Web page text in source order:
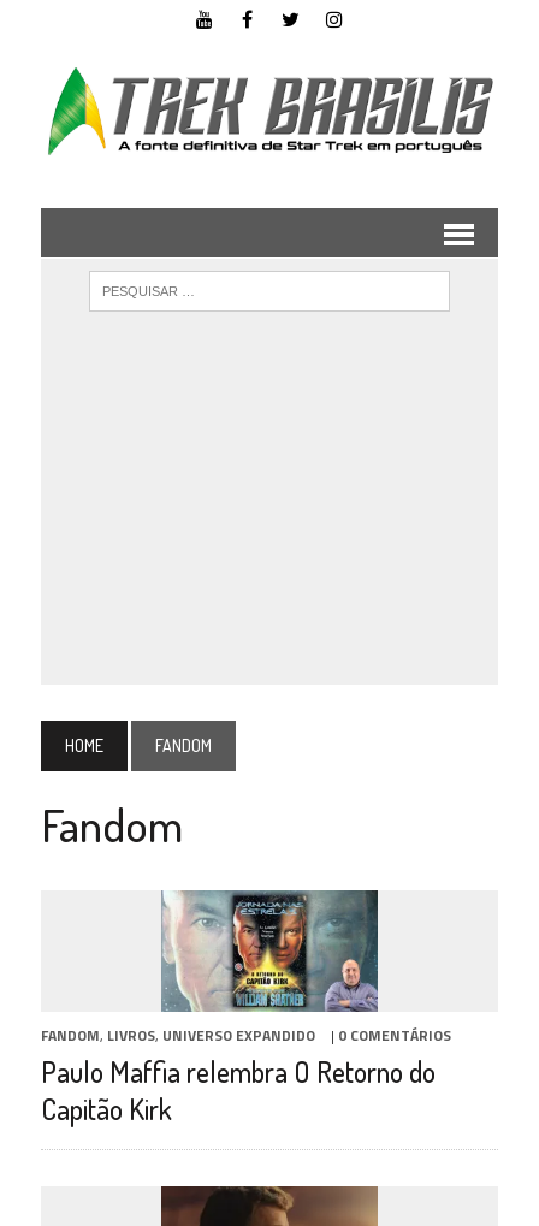
HOME FANDOM
Fandom
FANDOM, LIVROS, UNIVERSO EXPANDIDO | 0 COMENTÁRIOS
Paulo Maffia relembra O Retorno do
Capitão Kirk